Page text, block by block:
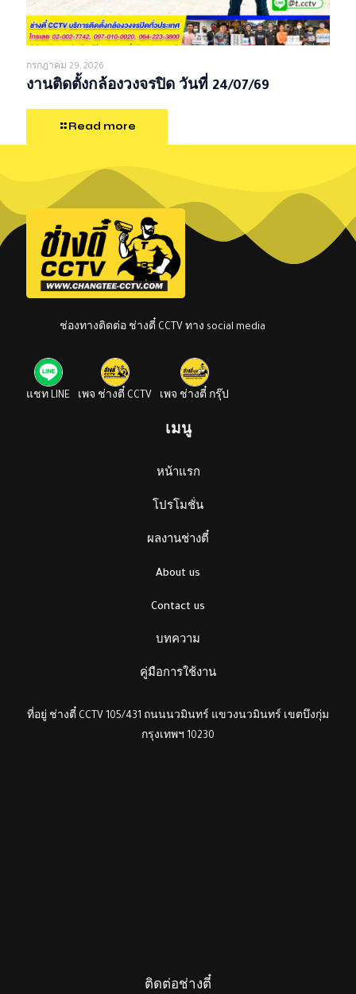
กรกฎาคม 29, 2026
งานติดตั้งกล้องวงจรปิด วันที่ 24/07/69
Read more
ช่องทางติดต่อ ช่างตี๋ CCTV ทาง social media
แชท LINE เพจ ช่างตี๋ CCTV เพจ ช่างตี๋ กรุ๊ป
เมนู
หน้าแรก
โปรโมชั่น
ผลงานช่างตี๋
About us
Contact us
บทความ
คู่มือการใช้งาน
ที่อยู่ ช่างตี๋ CCTV 105/431 ถนนนวมินทร์ แขวงนวมินทร์ เขตบึงกุ่ม
กรุงเทพฯ 10230
ติดต่อช่างตี๋